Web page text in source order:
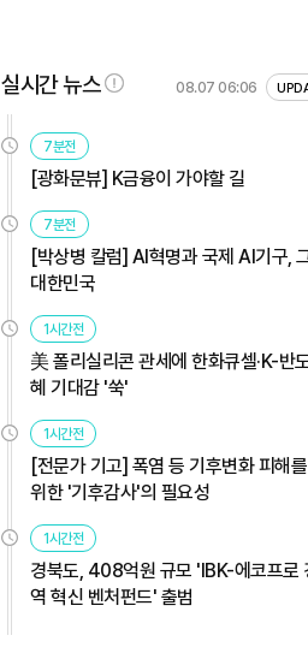
실시간 뉴스 08.07 06:06
7분전
[광화문뷰] K금융이 가야할 길
7분전
[박상병 칼럼] AI혁명과 국제 AI기구,
대한민국
1시간전
美 폴리실리콘 관세에 한화큐셀·K-반
혜 기대감 '쑥'
1시간전
[전문가 기고] 폭염 등 기후변화 피해를
위한 '기후감사'의 필요성
1시간전
경북도, 408억원 규모 'IBK-에코프로
역 혁신 벤처펀드' 출범